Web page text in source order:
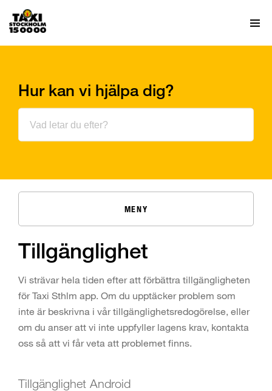
Hur kan vi hjälpa dig?
MENY
Tillgänglighet
Vi strävar hela tiden efter att förbättra tillgängligheten
för Taxi Sthlm app. Om du upptäcker problem som
inte är beskrivna i vår tillgänglighetsredogörelse, eller
om du anser att vi inte uppfyller lagens krav, kontakta
oss så att vi får veta att problemet finns.
Tillgänglighet Android